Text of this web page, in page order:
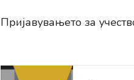
Пријавувањето за